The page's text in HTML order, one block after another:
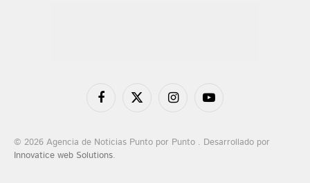
FacebookX
InstagramYouTube
© 2026 Agencia de Noticias Punto por Punto . Desarrollado por
Innovatice web Solutions.